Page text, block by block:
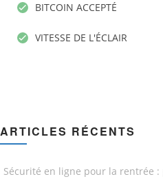
BITCOIN ACCEPTÉ
VITESSE DE L'ÉCLAIR
ARTICLES RÉCENTS
Sécurité en ligne pour la rentrée